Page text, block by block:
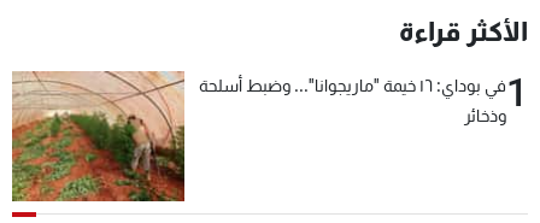
الأكثر قراءة
1
في بوداي: ١٦ خيمة "ماريجوانا"... وضبط أسلحة
وذخائر
شاهد البرامج
الترددات
عن MTV
شروط الإسـتخدام
سياسة الخصوصية